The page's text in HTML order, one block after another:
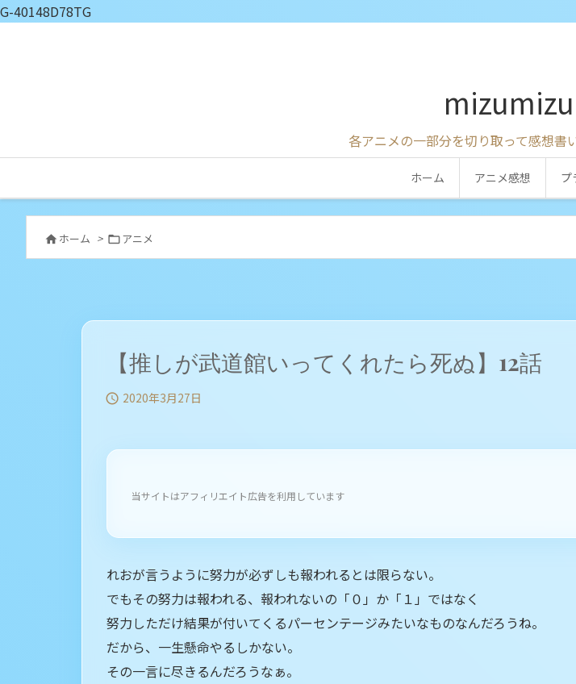
G-40148D78TG
各アニメの一部分を切り取って感想書
ホーム アニメ感想 プ
 ホーム > アニメ
【推しが武道館いってくれたら死ぬ】12話
 2020年3月27日
当サイトはアフィリエイト広告を利用しています
れおが言うように努力が必ずしも報われるとは限らない。
でもその努力は報われる、報われないの「０」か「１」ではなく
努力しただけ結果が付いてくるパーセンテージみたいなものなんだろうね。
だから、一生懸命やるしかない。
その一言に尽きるんだろうなぁ。